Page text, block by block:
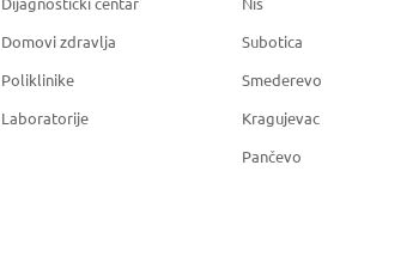
Dijagnostički centar
Domovi zdravlja
Poliklinike
Laboratorije
Niš
Subotica
Smederevo
Kragujevac
Pančevo